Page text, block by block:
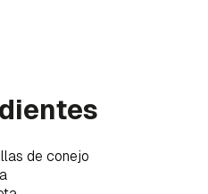
de conejo